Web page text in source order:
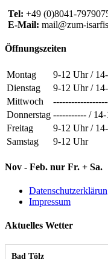
Tel: +49 (0)8041-
E-Mail: mail@zum-
Öffnungszeiten
Montag
9-12 Uhr /
Dienstag
9-12 Uhr /
Mittwoch
Donnerstag ----------- /
Freitag
9-12 Uhr /
Samstag
9-12 Uhr
Nov - Feb. nur Fr. + Sa.
Impressum
Aktuelles Wetter